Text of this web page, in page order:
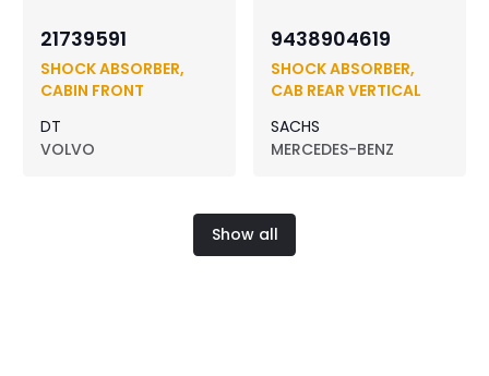
21739591
SHOCK ABSORBER,
CABIN FRONT
DT
VOLVO
9438904619
SHOCK ABSORBER,
CAB REAR VERTICAL
SACHS
MERCEDES-BENZ
Show all